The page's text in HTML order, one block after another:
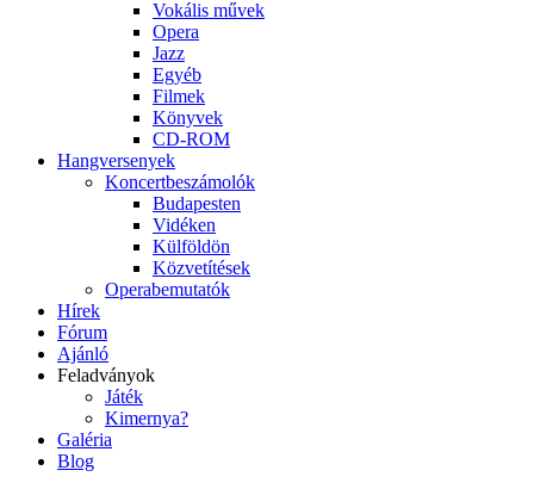
Vokális művek
Opera
Jazz
Egyéb
Filmek
Könyvek
CD-ROM
Hangversenyek
Koncertbeszámolók
Budapesten
Vidéken
Külföldön
Közvetítések
Operabemutatók
Hírek
Fórum
Ajánló
Feladványok
Játék
Kimernya?
Galéria
Blog